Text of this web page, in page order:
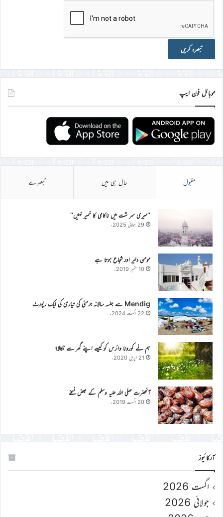
موبائل فون ایپ
مقبول حال ہی میں تبصرے
’’میری سر شت میں ناکامی کا خمیر نہیں‘‘
29 جولائی 2025ء
مومن دلیر اور شجاع ہوتا ہے
10 ستمبر 2019ء
Mendig سے جلسہ سالانہ جرمنی کی تیاری کی ایک رپورٹ
22 اگست 2024ء
ہم نے کورونا وائرس کو کیسے اپنے گھر سے نکالا؟
21 اپریل 2020ء
آنحضرت صلی اللہ علیہ وسلم کے بعض نسخے
20 اگست 2019ء
آرکائیوز
اگست 2026
جولائی 2026